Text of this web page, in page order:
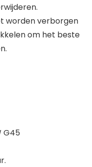
worden verborgen
om het beste
G45